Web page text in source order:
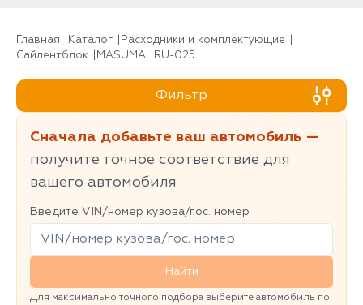
Главная Каталог
Расходники и комплектующие
Сайлентблок
MASUMA RU-025
Фильтр
Сначала добавьте ваш автомобиль —
получите точное соответствие для
вашего автомобиля
Введите VIN/номер кузова/гос. номер
Найти
Для максимально точного подбора выберите автомобиль по